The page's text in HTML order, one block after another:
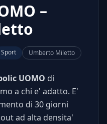
–
Sport Umberto Miletto
UOMO di
a chi e' adatto. E'
di 30 giorni
ad alta densita'